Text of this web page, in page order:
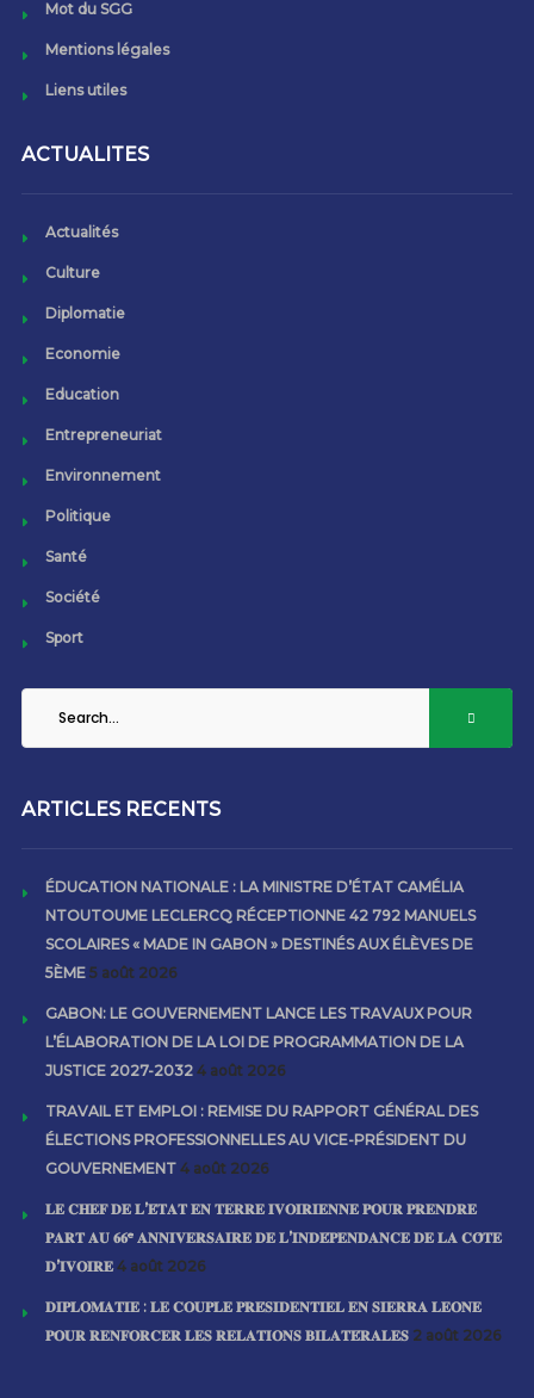
Mot du SGG
Mentions légales
Liens utiles
ACTUALITES
Actualités
Culture
Diplomatie
Economie
Education
Entrepreneuriat
Environnement
Politique
Santé
Société
Sport
ARTICLES RECENTS
ÉDUCATION NATIONALE : LA MINISTRE D’ÉTAT CAMÉLIA
NTOUTOUME LECLERCQ RÉCEPTIONNE 42 792 MANUELS
SCOLAIRES « MADE IN GABON » DESTINÉS AUX ÉLÈVES DE
5ÈME 5 août 2026
GABON: LE GOUVERNEMENT LANCE LES TRAVAUX POUR
L’ÉLABORATION DE LA LOI DE PROGRAMMATION DE LA
JUSTICE 2027-2032 4 août 2026
TRAVAIL ET EMPLOI : REMISE DU RAPPORT GÉNÉRAL DES
ÉLECTIONS PROFESSIONNELLES AU VICE-PRÉSIDENT DU
GOUVERNEMENT 4 août 2026
𝐋𝐄 𝐂𝐇𝐄𝐅 𝐃𝐄 𝐋’𝐄́𝐓𝐀𝐓 𝐄𝐍 𝐓𝐄𝐑𝐑𝐄 𝐈𝐕𝐎𝐈𝐑𝐈𝐄𝐍𝐍𝐄 𝐏𝐎𝐔𝐑 𝐏𝐑𝐄𝐍𝐃𝐑𝐄
𝐏𝐀𝐑𝐓 𝐀𝐔 𝟔𝟔ᵉ 𝐀𝐍𝐍𝐈𝐕𝐄𝐑𝐒𝐀𝐈𝐑𝐄 𝐃𝐄 𝐋’𝐈𝐍𝐃𝐄́𝐏𝐄𝐍𝐃𝐀𝐍𝐂𝐄 𝐃𝐄 𝐋𝐀 𝐂𝐎̂𝐓𝐄
𝐃’𝐈𝐕𝐎𝐈𝐑𝐄 4 août 2026
𝐃𝐈𝐏𝐋𝐎𝐌𝐀𝐓𝐈𝐄 : 𝐋𝐄 𝐂𝐎𝐔𝐏𝐋𝐄 𝐏𝐑𝐄́𝐒𝐈𝐃𝐄𝐍𝐓𝐈𝐄𝐋 𝐄𝐍 𝐒𝐈𝐄𝐑𝐑𝐀 𝐋𝐄𝐎𝐍𝐄
𝐏𝐎𝐔𝐑 𝐑𝐄𝐍𝐅𝐎𝐑𝐂𝐄𝐑 𝐋𝐄𝐒 𝐑𝐄𝐋𝐀𝐓𝐈𝐎𝐍𝐒 𝐁𝐈𝐋𝐀𝐓𝐄́𝐑𝐀𝐋𝐄𝐒 2 août 2026